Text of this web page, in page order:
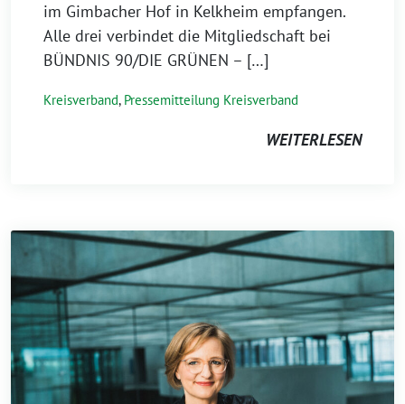
im Gimbacher Hof in Kelkheim empfangen.
Alle drei verbindet die Mitgliedschaft bei
BÜNDNIS 90/DIE GRÜNEN – […]
Kreisverband, Pressemitteilung Kreisverband
WEITERLESEN